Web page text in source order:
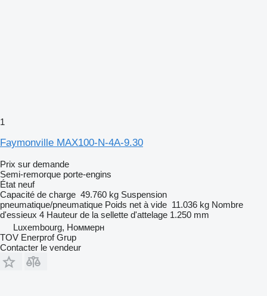
1
Faymonville MAX100-N-4A-9.30
Prix sur demande
Semi-remorque porte-engins
État neuf
Capacité de charge 49.760 kg Suspension
pneumatique/pneumatique Poids net à vide 11.036 kg Nombre
d'essieux 4 Hauteur de la sellette d'attelage 1.250 mm
Luxembourg, Номмерн
TOV Enerprof Grup
Contacter le vendeur